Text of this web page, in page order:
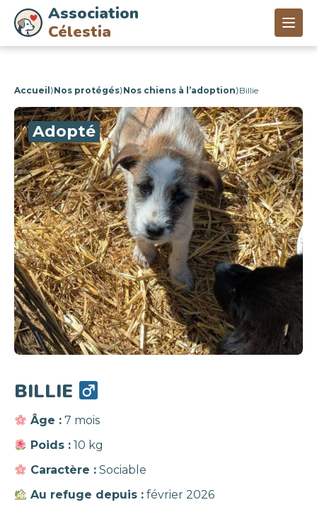
Association
Célestia
Accueil ⟩Nos protégés⟩Nos chiens à l’adoption⟩Billie
Adopté
BILLIE
Âge : 7 mois
Poids : 10 kg
Caractère : Sociable
Au refuge depuis : février 2026